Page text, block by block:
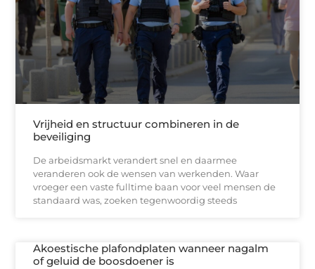
Vrijheid en structuur combineren in de
beveiliging
De arbeidsmarkt verandert snel en daarmee
veranderen ook de wensen van werkenden. Waar
vroeger een vaste fulltime baan voor veel mensen de
standaard was, zoeken tegenwoordig steeds
Akoestische plafondplaten wanneer nagalm
of geluid de boosdoener is